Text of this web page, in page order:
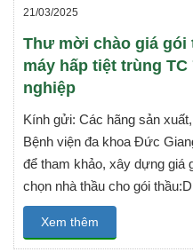
21/03/2025
Thư mời chào giá
máy hấp tiệt trùng
nghiệp
Kính gửi: Các hãng sản
Bệnh viện đa khoa Đức
để tham khảo, xây dựng
chọn nhà thầu cho gói
Xem thêm